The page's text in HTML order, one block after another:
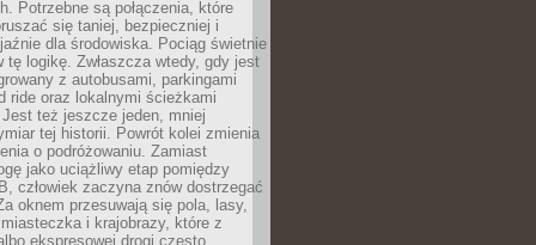
Potrzebne są połączenia, które
się taniej, bezpieczniej i
dla środowiska. Pociąg świetnie
tę logikę. Zwłaszcza wtedy, gdy jest
z autobusami, parkingami
ride oraz lokalnymi ścieżkami
też jeszcze jeden, mniej
tej historii. Powrót kolei zmienia
o podróżowaniu. Zamiast
jako uciążliwy etap pomiędzy
człowiek zaczyna znów dostrzegać
oknem przesuwają się pola, lasy,
i krajobrazy, które z
ekspresowej drogi często